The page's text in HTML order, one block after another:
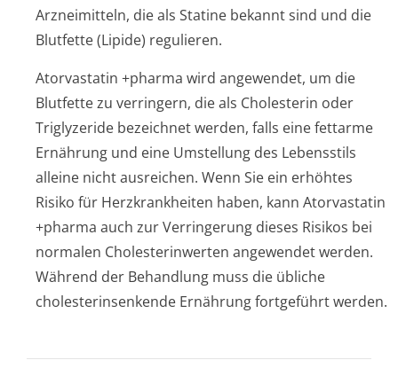
Arzneimitteln, die als Statine bekannt sind und die
Blutfette (Lipide) regulieren.
Atorvastatin +pharma wird angewendet, um die
Blutfette zu verringern, die als Cholesterin oder
Triglyzeride bezeichnet werden, falls eine fettarme
Ernährung und eine Umstellung des Lebensstils
alleine nicht ausreichen. Wenn Sie ein erhöhtes
Risiko für Herzkrankheiten haben, kann Atorvastatin
+pharma auch zur Verringerung dieses Risikos bei
normalen Cholesterinwerten angewendet werden.
Während der Behandlung muss die übliche
cholesterinsenkende Ernährung fortgeführt werden.